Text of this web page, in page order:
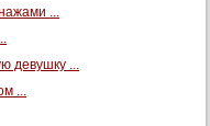
...
девушку ...
...